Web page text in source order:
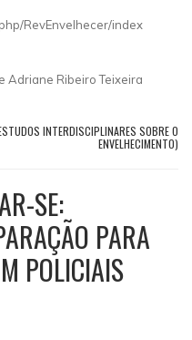
RevEnvelhecer/index
Adriane Ribeiro Teixeira
INTERDISCIPLINARES SOBRE O
ENVELHECIMENTO)
SE:
PARA
POLICIAIS